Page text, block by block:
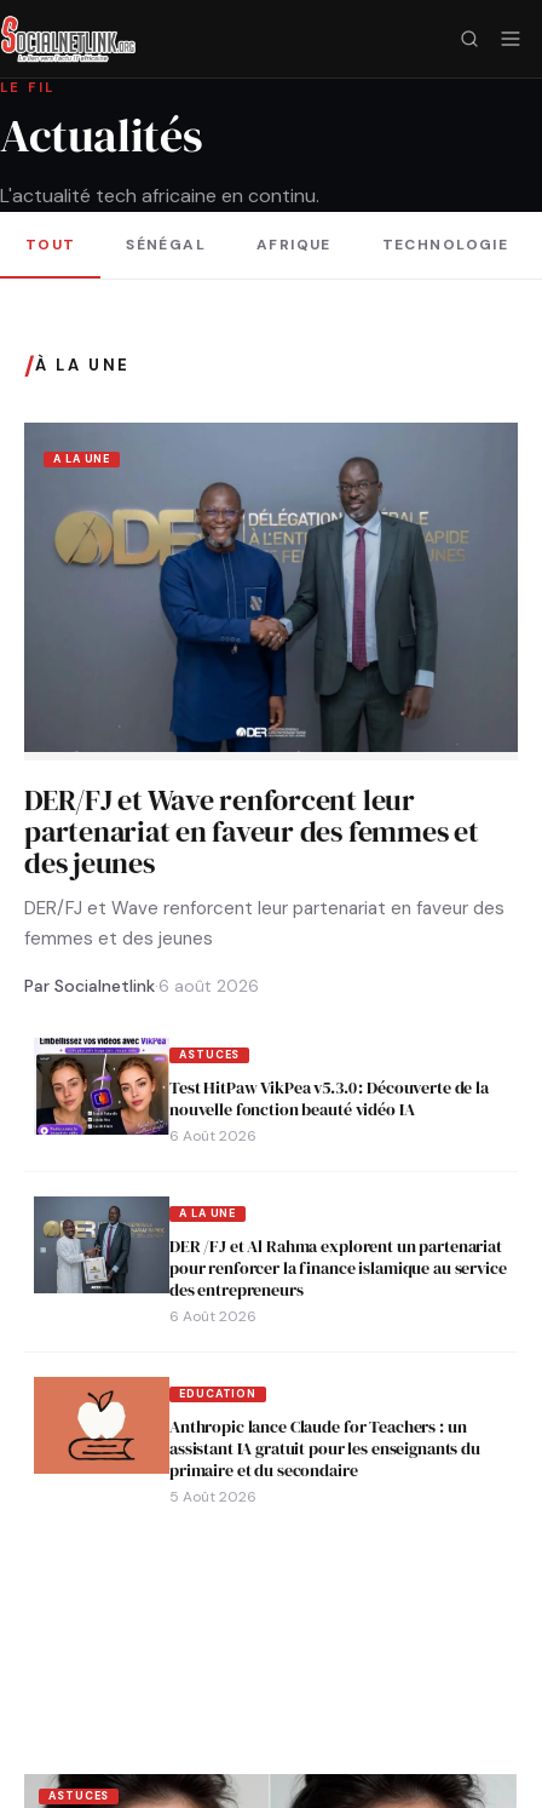
LE FIL
Actualités
L'actualité tech africaine en continu.
TOUT SÉNÉGAL AFRIQUE TECHNOLOGIE
/À LA UNE
A LA UNE
DER/FJ et Wave renforcent leur
partenariat en faveur des femmes et
des jeunes
DER/FJ et Wave renforcent leur partenariat en faveur des
femmes et des jeunes
Par Socialnetlink·6 août 2026
ASTUCES
Test HitPaw VikPea v5.3.0 : Découverte de la
nouvelle fonction beauté vidéo IA
6 Août 2026
A LA UNE
DER /FJ et Al Rahma explorent un partenariat
pour renforcer la finance islamique au service
des entrepreneurs
6 Août 2026
EDUCATION
Anthropic lance Claude for Teachers : un
assistant IA gratuit pour les enseignants du
primaire et du secondaire
5 Août 2026
ASTUCES